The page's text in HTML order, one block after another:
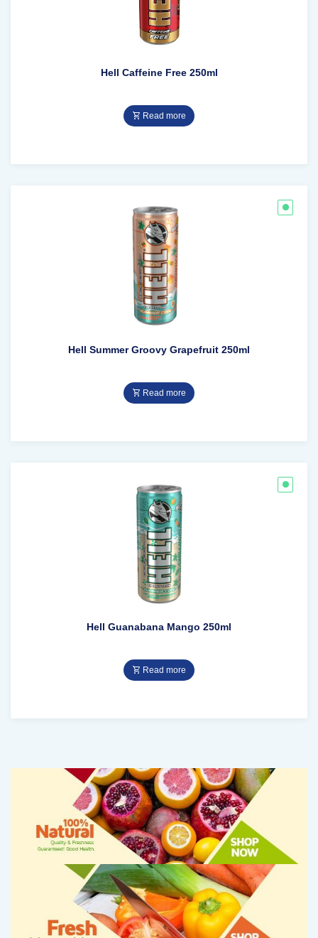
Hell Caffeine Free 250ml
Read more
Hell Summer Groovy Grapefruit 250ml
Read more
Hell Guanabana Mango 250ml
Read more